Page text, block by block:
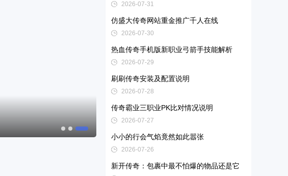
注册送VIP的传奇手游 积分可换VIP的传奇"
2026-07-31
仿盛大传奇网站重金推广千人在线
2026-07-30
热血传奇手机版新职业弓箭手技能解析
2026-07-29
刷刷传奇安装及配置说明
2026-07-28
传奇霸业三职业PK比对情况说明
2026-07-27
小小的行会气焰竟然如此嚣张
2026-07-26
新开传奇：包裹中最不怕爆的物品还是它